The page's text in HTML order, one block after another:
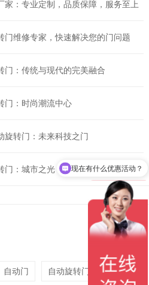
家：专业定制，品质保障，服务至上
门维修专家，快速解决您的门问题
门：传统与现代的完美融合
门：时尚潮流中心
旋转门：未来科技之门
门：城市之光，历史之魂
自动门 自动旋转门 平衡门
现在有什么优惠活动？